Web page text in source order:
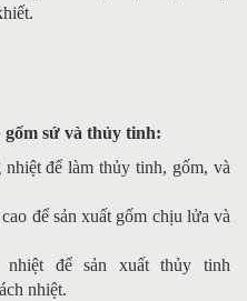
gốm sứ và thủy tinh:
nhiệt để làm thủy tinh, gốm, và
để sản xuất gốm chịu lửa và
để sản xuất thủy tinh
nhiệt.